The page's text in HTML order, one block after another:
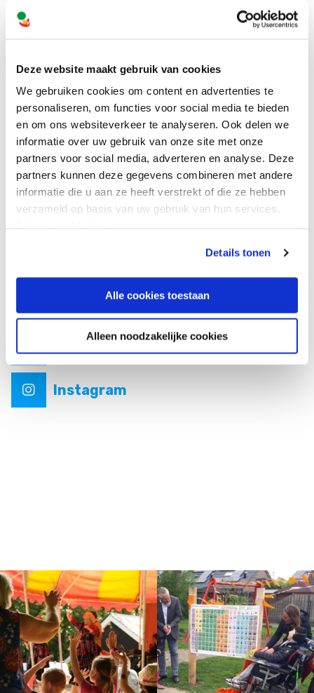
Deze website maakt gebruik van cookies
We gebruiken cookies om content en advertenties te
personaliseren, om functies voor social media te bieden
en om ons websiteverkeer te analyseren. Ook delen we
informatie over uw gebruik van onze site met onze
partners voor social media, adverteren en analyse. Deze
partners kunnen deze gegevens combineren met andere
informatie die u aan ze heeft verstrekt of die ze hebben
verzameld op basis van uw gebruik van hun services.
Details tonen
Alle cookies toestaan
Alleen noodzakelijke cookies
Oude Keulsebaan 150, 6045 GB Roermond
WEBSITE
Volg ons online
Facebook
Instagram